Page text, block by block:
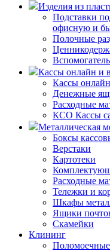
Изделия из
Подставки
офисную и
Полочные
Кассы онлайн и
Кассы онлайн
Денежные
Расходные
КСО Кассы
Металлическая
Боксы
Верстаки
Картотеки
Расходные
Тележки и
Шкафы
Ящики
Скамейки
Клининг